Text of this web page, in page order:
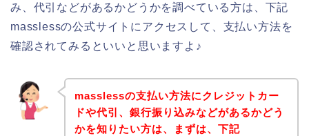
み、代引などがあるかどうかを調べている方は、下記
masslessの公式サイトにアクセスして、支払い方法を
確認されてみるといいと思いますよ♪
masslessの支払い方法にクレジットカー
ドや代引、銀行振り込みなどがあるかどう
かを知りたい方は、まずは、下記